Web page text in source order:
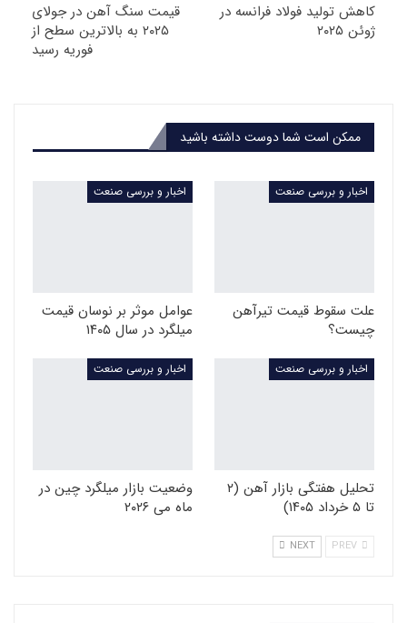
کاهش تولید فولاد فرانسه در
ژوئن ۲۰۲۵
قیمت سنگ آهن در جولای
۲۰۲۵ به بالاترین سطح از
فوریه رسید
ممکن است شما دوست داشته باشید
اخبار و بررسی صنعت
علت سقوط قیمت تیرآهن
چیست؟
اخبار و بررسی صنعت
عوامل موثر بر نوسان قیمت
میلگرد در سال ۱۴۰۵
اخبار و بررسی صنعت
تحلیل هفتگی بازار آهن (۲
تا ۵ خرداد ۱۴۰۵)
اخبار و بررسی صنعت
وضعیت بازار میلگرد چین در
ماه می ۲۰۲۶
NEXT